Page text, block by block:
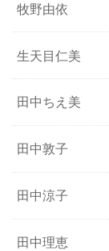
牧野由依
生天目仁美
田中ちえ美
田中敦子
田中涼子
田中理恵